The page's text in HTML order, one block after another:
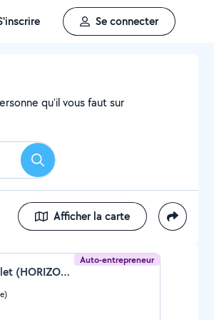
Se connecter
qu'il vous faut sur
Rechercher
Afficher la carte
Auto-entrepreneur
Quentin Trouillet (HORIZON VERT)